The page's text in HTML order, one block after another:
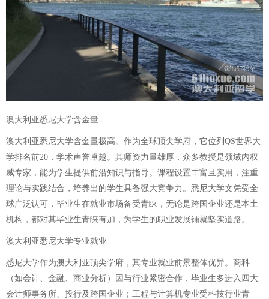
澳大利亚悉尼大学含金量
澳大利亚悉尼大学含金量极高。作为全球顶尖学府，它位列QS世界大
学排名前20，学术声誉卓越。其师资力量雄厚，众多教授是领域内权
威专家，能为学生提供前沿知识与指导。课程设置丰富且实用，注重
理论与实践结合，培养出的学生具备强大竞争力。悉尼大学文凭受全
球广泛认可，毕业生在就业市场备受青睐，无论是跨国企业还是本土
机构，都对其毕业生青睐有加，为学生的职业发展铺就坚实道路。
澳大利亚悉尼大学专业就业
悉尼大学作为澳大利亚顶尖学府，其专业就业前景整体优异。商科
（如会计、金融、商业分析）因与行业紧密合作，毕业生多进入四大
会计师事务所、投行及跨国企业；工程与计算机专业受科技行业青